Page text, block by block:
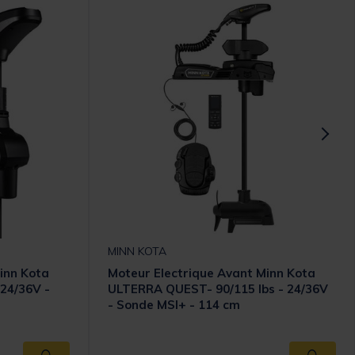
Kota
36V -
MINN KOTA
Moteur Electrique Avant Minn Kota
ULTERRA QUEST- 90/115 lbs - 24/36V
- Sonde MSI+ - 114 cm